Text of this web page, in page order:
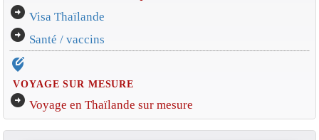
arrow_circle_right Visa Thaïlande
arrow_circle_right Santé / vaccins
edit_location_alt
VOYAGE SUR MESURE
arrow_circle_right Voyage en Thaïlande sur mesure